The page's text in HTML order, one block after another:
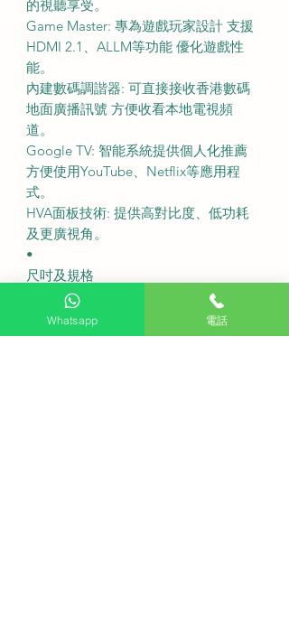
的視聽享受。
Game Master: 專為遊戲玩家設計 支援
HDMI 2.1、ALLM等功能 優化遊戲性
能。
內建數碼調諧器: 可直接接收香港數碼
地面廣播訊號 方便收看本地電視頻
道。
Google TV: 智能系統提供個人化推薦
方便使用YouTube、Netflix等應用程
式。
HVA面板技術: 提供高對比度、低功耗
及更廣視角。
•
尺吋及規格
型號: 98P8K
螢幕尺寸: 98吋
解像度: 3840 x 2160 (4K UHD)
Whatsapp 電話